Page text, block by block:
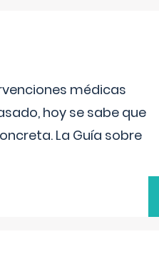
médicas
hoy se sabe que
La Guía sobre